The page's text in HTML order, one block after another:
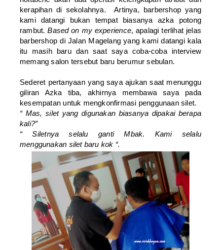
kerapihan di sekolahnya. Artinya, barbershop yang
kami datangi bukan tempat biasanya azka potong
rambut.Based on my experience, apalagi terlihat jelas
barbershop di Jalan Magelang yang kami datangi kala
itu masih baru dan saat saya coba-coba interview
memang salon tersebut baru berumur sebulan.
Sederet pertanyaan yang saya ajukan saat menunggu
giliran Azka tiba, akhirnya membawa saya pada
kesempatan untuk mengkonfirmasi penggunaan silet.
“ Mas, silet yang digunakan biasanya dipakai berapa
kali?”
“ Siletnya selalu ganti Mbak. Kami selalu
menggunakan silet baru kok “.